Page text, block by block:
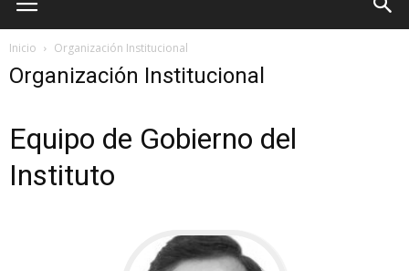
Inicio Organización Institucional
Organización Institucional
Equipo de Gobierno del
Instituto